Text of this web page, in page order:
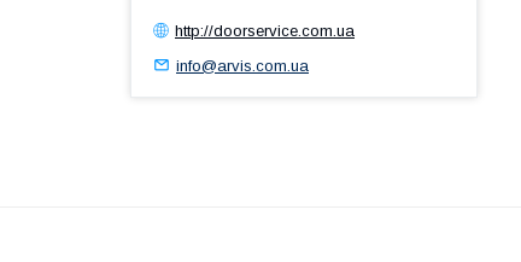
http://doorservice.com.ua
info@arvis.com.ua